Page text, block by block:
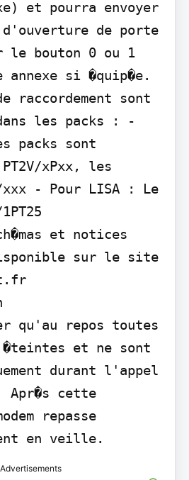
et pourra envoyer
d'ouverture de porte
le bouton 0 ou 1
si �quip�e.
raccordement sont
les packs : -
packs sont
PT2V/xPxx, les
- Pour LISA : Le
et notices
sur le site
qu'au repos toutes
�teintes et ne sont
durant l'appel
Apr�s cette
repasse
en veille.
Advertisements